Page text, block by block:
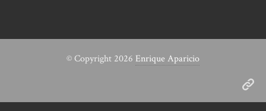
© Copyright 2026 Enrique Aparicio